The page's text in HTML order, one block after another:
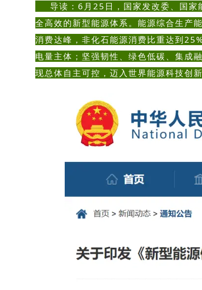
导读：6月25日，国家发改委、国家
全高效的新型能源体系。能源综合生产
消费达峰，非化石能源消费比重达到
电量主体；坚强韧性、绿色低碳、集成
现总体自主可控，迈入世界能源科技创